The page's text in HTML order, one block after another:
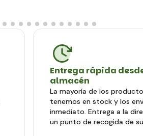
Entrega rápida
almacén
La mayoría de los
tenemos en stock y los
inmediato. Entrega a la
un punto de recogida de